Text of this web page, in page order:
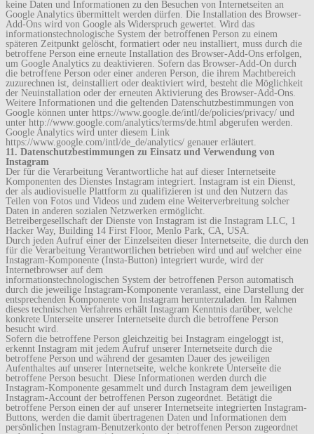
keine Daten und Informationen zu den Besuchen von Internetseiten an
Google Analytics übermittelt werden dürfen. Die Installation des Browser-
Add-Ons wird von Google als Widerspruch gewertet. Wird das
informationstechnologische System der betroffenen Person zu einem
späteren Zeitpunkt gelöscht, formatiert oder neu installiert, muss durch die
betroffene Person eine erneute Installation des Browser-Add-Ons erfolgen,
um Google Analytics zu deaktivieren. Sofern das Browser-Add-On durch
die betroffene Person oder einer anderen Person, die ihrem Machtbereich
zuzurechnen ist, deinstalliert oder deaktiviert wird, besteht die Möglichkeit
der Neuinstallation oder der erneuten Aktivierung des Browser-Add-Ons.
Weitere Informationen und die geltenden Datenschutzbestimmungen von
Google können unter https://www.google.de/intl/de/policies/privacy/ und
unter http://www.google.com/analytics/terms/de.html abgerufen werden.
Google Analytics wird unter diesem Link
https://www.google.com/intl/de_de/analytics/ genauer erläutert.
11. Datenschutzbestimmungen zu Einsatz und Verwendung von
Instagram
Der für die Verarbeitung Verantwortliche hat auf dieser Internetseite
Komponenten des Dienstes Instagram integriert. Instagram ist ein Dienst,
der als audiovisuelle Plattform zu qualifizieren ist und den Nutzern das
Teilen von Fotos und Videos und zudem eine Weiterverbreitung solcher
Daten in anderen sozialen Netzwerken ermöglicht.
Betreibergesellschaft der Dienste von Instagram ist die Instagram LLC, 1
Hacker Way, Building 14 First Floor, Menlo Park, CA, USA.
Durch jeden Aufruf einer der Einzelseiten dieser Internetseite, die durch den
für die Verarbeitung Verantwortlichen betrieben wird und auf welcher eine
Instagram-Komponente (Insta-Button) integriert wurde, wird der
Internetbrowser auf dem
informationstechnologischen System der betroffenen Person automatisch
durch die jeweilige Instagram-Komponente veranlasst, eine Darstellung der
entsprechenden Komponente von Instagram herunterzuladen. Im Rahmen
dieses technischen Verfahrens erhält Instagram Kenntnis darüber, welche
konkrete Unterseite unserer Internetseite durch die betroffene Person
besucht wird.
Sofern die betroffene Person gleichzeitig bei Instagram eingeloggt ist,
erkennt Instagram mit jedem Aufruf unserer Internetseite durch die
betroffene Person und während der gesamten Dauer des jeweiligen
Aufenthaltes auf unserer Internetseite, welche konkrete Unterseite die
betroffene Person besucht. Diese Informationen werden durch die
Instagram-Komponente gesammelt und durch Instagram dem jeweiligen
Instagram-Account der betroffenen Person zugeordnet. Betätigt die
betroffene Person einen der auf unserer Internetseite integrierten Instagram-
Buttons, werden die damit übertragenen Daten und Informationen dem
persönlichen Instagram-Benutzerkonto der betroffenen Person zugeordnet